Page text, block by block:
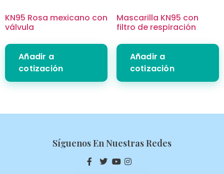
KN95 Rosa mexicano con
válvula
Añadir a
cotización
Mascarilla KN95 con
filtro de respiración
Añadir a
cotización
Síguenos En Nuestras Redes